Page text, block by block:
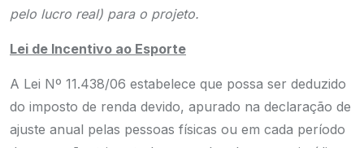
pelo lucro real) para o projeto.
Lei de Incentivo ao Esporte
A Lei Nº 11.438/06 estabelece que possa ser deduzido
do imposto de renda devido, apurado na declaração de
ajuste anual pelas pessoas físicas ou em cada período